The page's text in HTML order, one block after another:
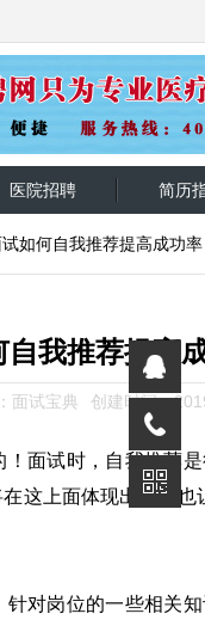
医院招聘 简历
如何自我推荐提高成功
自我推荐提高
面试宝典 创建时间：
面试时，自我推荐
这上面体现出来，
对岗位的一些相关